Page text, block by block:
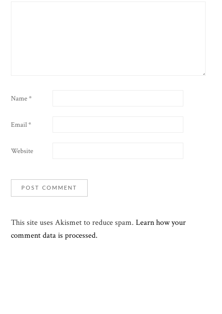
Name*
Email*
Website
This site uses Akismet to reduce spam.Learn how your
comment data is processed.